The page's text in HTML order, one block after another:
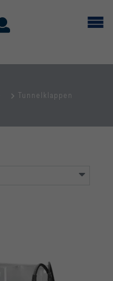
Tunnelklappen